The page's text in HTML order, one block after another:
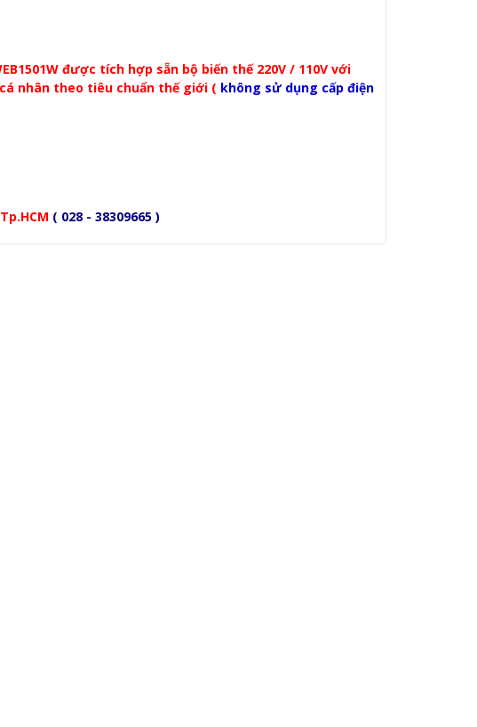
được tích hợp sẵn bộ biến thế 220V / 110V với
nhân theo tiêu chuẩn thế giới ( không sử dụng cấp điện
( 028 - 38309665 )